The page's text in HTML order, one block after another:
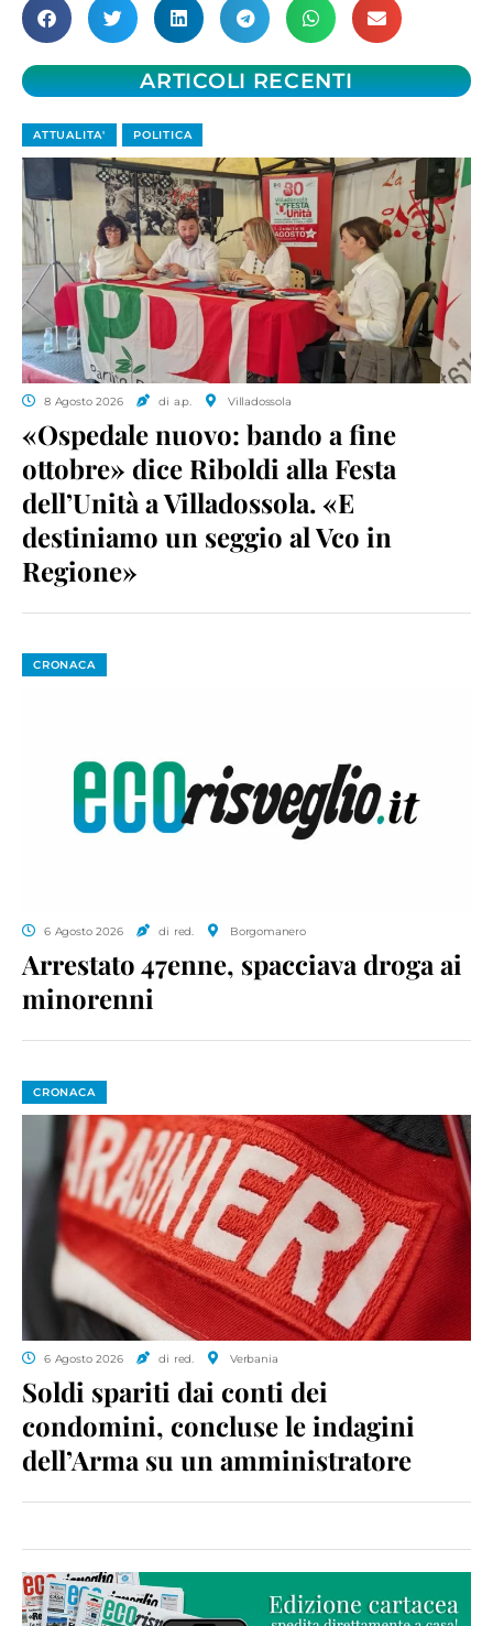
ARTICOLI RECENTI
ATTUALITA' POLITICA
8 Agosto 2026 di a.p. Villadossola
«Ospedale nuovo: bando a fine
ottobre» dice Riboldi alla Festa
dell’Unità a Villadossola. «E
destiniamo un seggio al Vco in
Regione»
CRONACA
6 Agosto 2026 di red. Borgomanero
Arrestato 47enne, spacciava droga ai
minorenni
CRONACA
6 Agosto 2026 di red. Verbania
Soldi spariti dai conti dei
condomini, concluse le indagini
dell’Arma su un amministratore